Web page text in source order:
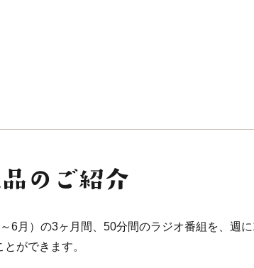
6月）の3ヶ月間、50分間のラジオ番組を、週
ができます。